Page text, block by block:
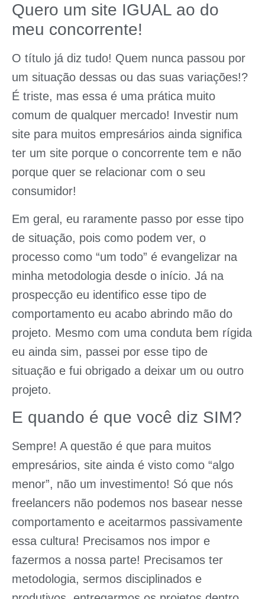
Quero um site IGUAL ao do
meu concorrente!
O título já diz tudo! Quem nunca passou por
um situação dessas ou das suas variações!?
É triste, mas essa é uma prática muito
comum de qualquer mercado! Investir num
site para muitos empresários ainda significa
ter um site porque o concorrente tem e não
porque quer se relacionar com o seu
consumidor!
Em geral, eu raramente passo por esse tipo
de situação, pois como podem ver, o
processo como “um todo” é evangelizar na
minha metodologia desde o início. Já na
prospecção eu identifico esse tipo de
comportamento eu acabo abrindo mão do
projeto. Mesmo com uma conduta bem rígida
eu ainda sim, passei por esse tipo de
situação e fui obrigado a deixar um ou outro
projeto.
E quando é que você diz SIM?
Sempre! A questão é que para muitos
empresários, site ainda é visto como “algo
menor”, não um investimento! Só que nós
freelancers não podemos nos basear nesse
comportamento e aceitarmos passivamente
essa cultura! Precisamos nos impor e
fazermos a nossa parte! Precisamos ter
metodologia, sermos disciplinados e